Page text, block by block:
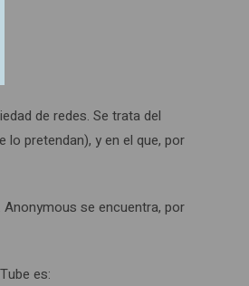
de redes. Se trata del
pretendan), y en el que, por
se encuentra, por
es: